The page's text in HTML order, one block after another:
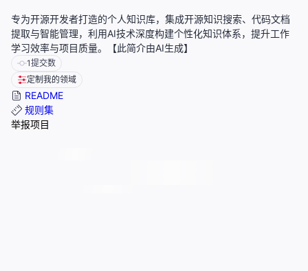
专为开源开发者打造的个人知识库，集成开源知识搜索、代码文档
提取与智能管理，利用AI技术深度构建个性化知识体系，提升工作
学习效率与项目质量。【此简介由AI生成】
1提交数
定制我的领域
README
规则集
举报项目